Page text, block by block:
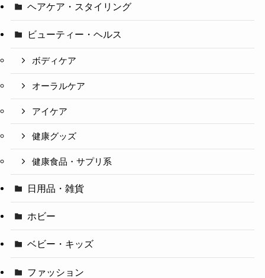
ヘアケア・スタイリング
ビューティー・ヘルス
ボディケア
オーラルケア
アイケア
健康グッズ
健康食品・サプリ系
日用品・雑貨
ホビー
ベビー・キッズ
ファッション